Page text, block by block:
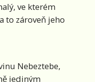
ve kterém
to zároveň jeho
Nebeztebe,
jediným